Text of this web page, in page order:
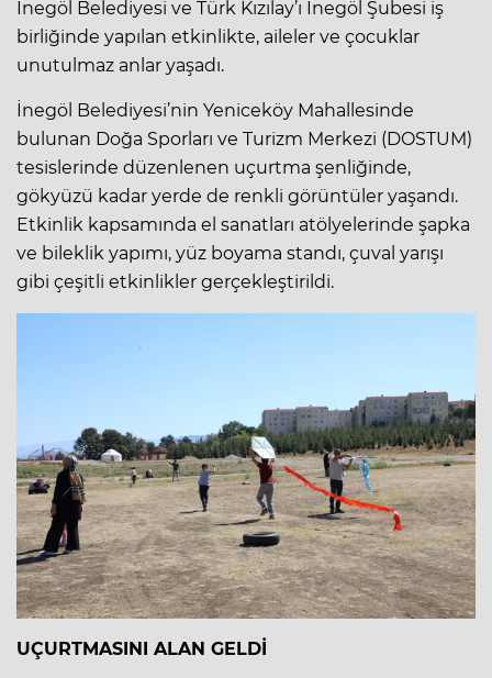
İnegöl Belediyesi ve Türk Kızılay’ı İnegöl Şubesi iş
birliğinde yapılan etkinlikte, aileler ve çocuklar
unutulmaz anlar yaşadı.
İnegöl Belediyesi’nin Yeniceköy Mahallesinde
bulunan Doğa Sporları ve Turizm Merkezi (DOSTUM)
tesislerinde düzenlenen uçurtma şenliğinde,
gökyüzü kadar yerde de renkli görüntüler yaşandı.
Etkinlik kapsamında el sanatları atölyelerinde şapka
ve bileklik yapımı, yüz boyama standı, çuval yarışı
gibi çeşitli etkinlikler gerçekleştirildi.
UÇURTMASINI ALAN GELDİ